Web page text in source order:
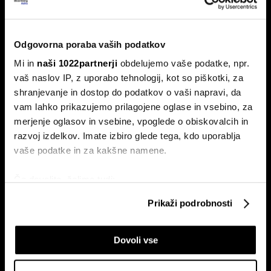
Odgovorna poraba vaših podatkov
Mi in naši 1022partnerji obdelujemo vaše podatke, npr.
vaš naslov IP, z uporabo tehnologij, kot so piškotki, za
shranjevanje in dostop do podatkov o vaši napravi, da
vam lahko prikazujemo prilagojene oglase in vsebino, za
merjenje oglasov in vsebine, vpoglede o obiskovalcih in
razvoj izdelkov. Imate izbiro glede tega, kdo uporablja
vaše podatke in za kakšne namene.
Identificirati napravo z aktivnim preverjanjem
lastnosti (odčitavanje prstnih odtisov)
Poglejte si še, kako se obdelujejo vaši osebni podatki in
Prikaži podrobnosti
Dovoli vse
bo cena še naprej rasla
Od začetka leta se je sod surove nafte brent podražil za
več kot 30 odstotkov. A potrošniki na bencinskih črpalkah
ne kupujejo surove nafte, temveč njihove derivate.
s košarico slovenskih delnic
Nas čaka draga kurilna sezona?
dveh desetletjih